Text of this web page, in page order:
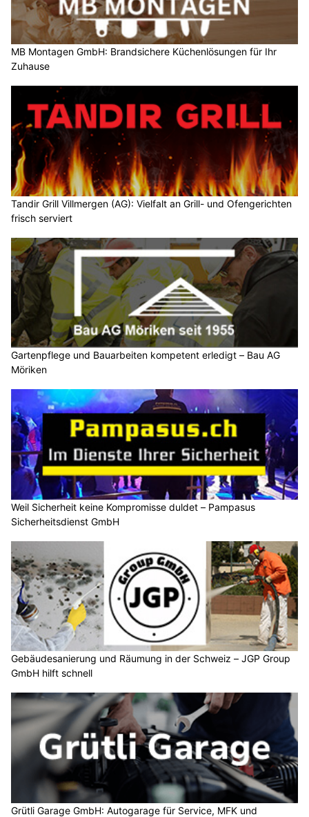
MB Montagen GmbH: Brandsichere Küchenlösungen für Ihr
Zuhause
Tandir Grill Villmergen (AG): Vielfalt an Grill- und Ofengerichten
frisch serviert
Gartenpflege und Bauarbeiten kompetent erledigt – Bau AG
Möriken
Weil Sicherheit keine Kompromisse duldet – Pampasus
Sicherheitsdienst GmbH
Gebäudesanierung und Räumung in der Schweiz – JGP Group
GmbH hilft schnell
Grütli Garage GmbH: Autogarage für Service, MFK und